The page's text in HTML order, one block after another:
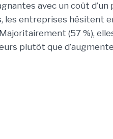
avec un coût
les entreprises hésitent
(57 %),
plutôt que